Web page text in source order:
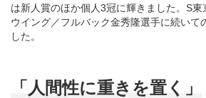
は新人賞のほか個人3冠に輝きました。S
ウイング／フルバック金秀隆選手に続いて
した。
「人間性に重きを置く」